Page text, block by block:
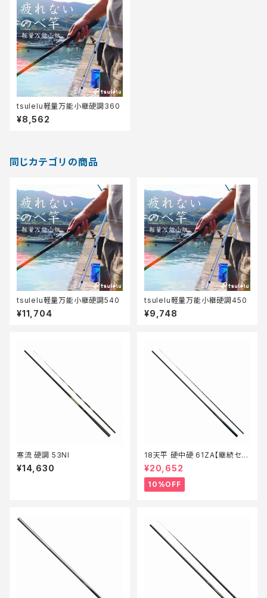
tsulelu軽量万能小継硬調360
¥8,562
同じカテゴリの商品
tsulelu軽量万能小継硬調540
¥11,704
tsulelu軽量万能小継硬調450
¥9,748
寒流 硬調 53NI
¥14,630
18天平 硬中硬 61ZA【継続セー
ル_ロッド】【10】
¥20,652
10%OFF